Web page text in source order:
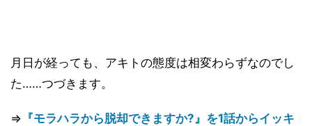
月日が経っても、アキトの態度は相変わらずなのでし
た……つづきます。
⇒ 『モラハラから脱却できますか?』を1話からイッキ